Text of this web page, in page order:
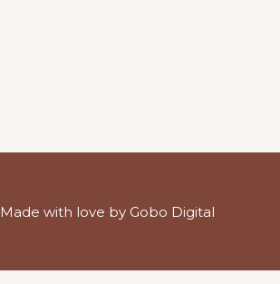
Made with love by Gobo Digital